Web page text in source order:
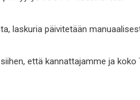
laskuria päivitetään
että kannattajamme ja koko